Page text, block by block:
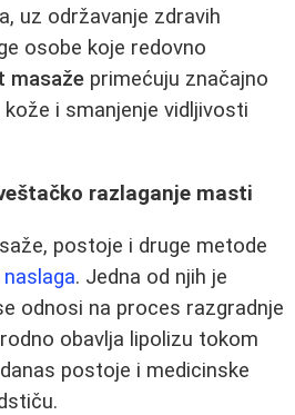
uz održavanje zdravih
osobe koje redovno
masaže primećuju značajno
i smanjenje vidljivosti
razlaganje masti
postoje i druge metode
. Jedna od njih je
odnosi na proces razgradnje
obavlja lipolizu tokom
postoje i medicinske